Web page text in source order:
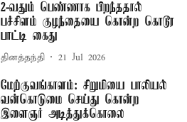
2-வதும் பெண்ணாக பிறந்ததால்
பச்சிளம் குழந்தையை கொன்ற கொடூர
பாட்டி கைது
தினத்தந்தி 21 Jul 2026
மேற்குவங்காளம்: சிறுமியை பாலியல்
வன்கொடுமை செய்து கொன்ற
இளைஞர் அடித்துக்கொலை